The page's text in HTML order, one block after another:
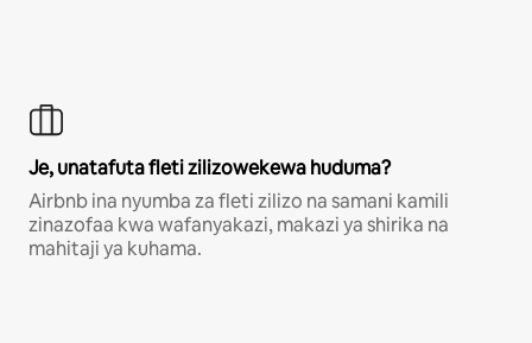
Je, unatafuta fleti zilizowekewa huduma?
Airbnb ina nyumba za fleti zilizo na samani kamili
zinazofaa kwa wafanyakazi, makazi ya shirika na
mahitaji ya kuhama.